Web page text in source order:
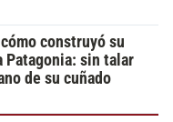
construyó su
Patagonia: sin talar
de su cuñado